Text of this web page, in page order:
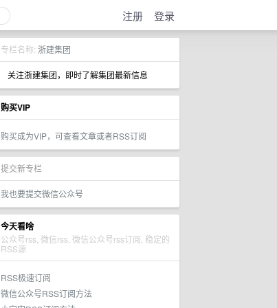
注册 登录
专栏名称: 浙建集团
关注浙建集团，即时了解集团最新信息
购买VIP
购买成为VIP，可查看文章或者RSS订阅
提交新专栏
我也要提交微信公众号
今天看啥
公众号rss, 微信rss, 微信公众号rss订阅, 稳定的
RSS源
RSS极速订阅
微信公众号RSS订阅方法